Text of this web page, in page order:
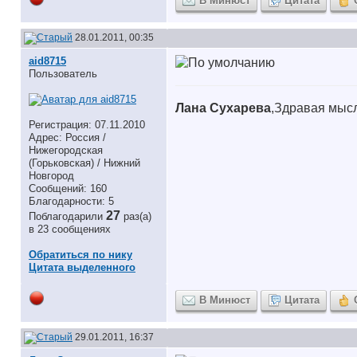
28.01.2011, 00:35
aid8715
Пользователь
Регистрация: 07.11.2010
Адрес: Россия /
Нижегородская
(Горьковская) / Нижний
Новгород
Сообщений: 160
Благодарности: 5
Поблагодарили 27 раз(а)
в 23 сообщениях
Обратиться по нику
Цитата выделенного
Лана Сухарева,Здравая
В Минюст Цитата
29.01.2011, 16:37